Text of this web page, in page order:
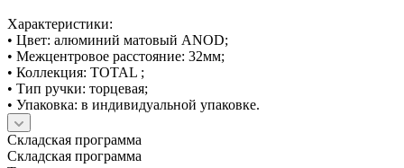
Характеристики:
• Цвет: алюминий матовый ANOD;
• Межцентровое расстояние: 32мм;
• Коллекция: TOTAL ;
• Тип ручки: торцевая;
• Упаковка: в индивидуальной упаковке.
Складская программа
Складская программа